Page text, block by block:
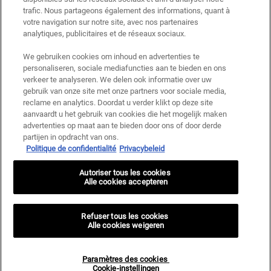
gebruiksvoorwaarden zijn van toepassing.
Fabrikantinformatie
KIEHL'S
14, rue Royale - 75008 Paris France
kiehls@be.oaccare.com
Gebruiksvoorwaarden
trafic. Nous partageons également des informations, quant à
votre navigation sur notre site, avec nos partenaires
analytiques, publicitaires et de réseaux sociaux.
We gebruiken cookies om inhoud en advertenties te
personaliseren, sociale mediafuncties aan te bieden en ons
verkeer te analyseren. We delen ook informatie over uw
gebruik van onze site met onze partners voor sociale media,
reclame en analytics. Doordat u verder klikt op deze site
aanvaardt u het gebruik van cookies die het mogelijk maken
advertenties op maat aan te bieden door ons of door derde
partijen in opdracht van ons.
Politique de confidentialité Privacybeleid
Paramètres des cookies
Cookie-instellingen
Refuser tous les cookies
Alle cookies weigeren
Autoriser tous les cookies
Alle cookies accepteren